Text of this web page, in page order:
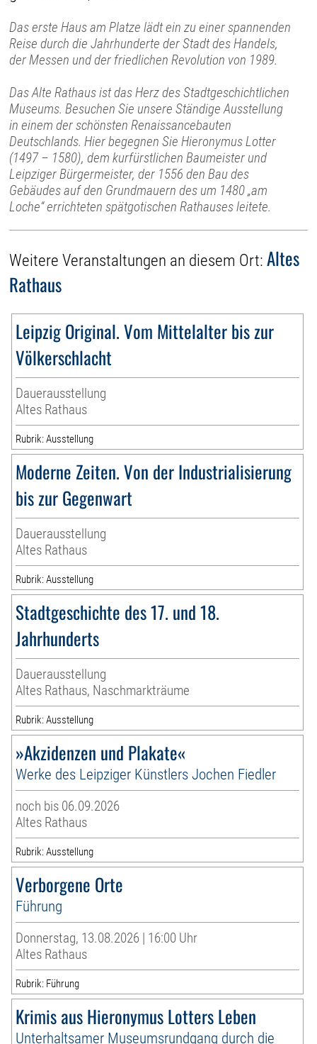
Das erste Haus am Platze lädt ein zu einer spannenden
Reise durch die Jahrhunderte der Stadt des Handels,
der Messen und der friedlichen Revolution von 1989.
Das Alte Rathaus ist das Herz des Stadtgeschichtlichen
Museums. Besuchen Sie unsere Ständige Ausstellung
in einem der schönsten Renaissancebauten
Deutschlands. Hier begegnen Sie Hieronymus Lotter
(1497 – 1580), dem kurfürstlichen Baumeister und
Leipziger Bürgermeister, der 1556 den Bau des
Gebäudes auf den Grundmauern des um 1480 „am
Loche“ errichteten spätgotischen Rathauses leitete.
Weitere Veranstaltungen an diesem Ort:Altes
Rathaus
Leipzig Original. Vom Mittelalter bis zur
Völkerschlacht
Dauerausstellung
Altes Rathaus
Rubrik: Ausstellung
Moderne Zeiten. Von der Industrialisierung
bis zur Gegenwart
Dauerausstellung
Altes Rathaus
Rubrik: Ausstellung
Stadtgeschichte des 17. und 18.
Jahrhunderts
Dauerausstellung
Altes Rathaus, Naschmarkträume
Rubrik: Ausstellung
»Akzidenzen und Plakate«
Werke des Leipziger Künstlers Jochen Fiedler
noch bis 06.09.2026
Altes Rathaus
Rubrik: Ausstellung
Verborgene Orte
Führung
Donnerstag, 13.08.2026 | 16:00 Uhr
Altes Rathaus
Rubrik: Führung
Krimis aus Hieronymus Lotters Leben
Unterhaltsamer Museumsrundgang durch die